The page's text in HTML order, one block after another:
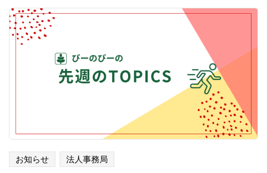
お知らせ 法人事務局